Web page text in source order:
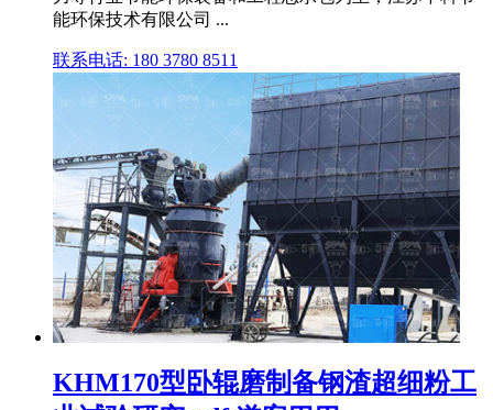
能环保技术有限公司 ...
联系电话: 180 3780 8511
KHM170型卧辊磨制备钢渣超细粉工